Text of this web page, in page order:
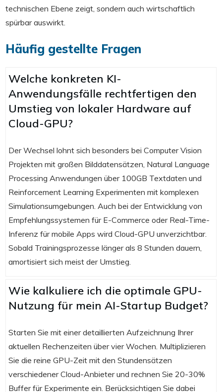
technischen Ebene zeigt, sondern auch wirtschaftlich
spürbar auswirkt.
Häufig gestellte Fragen
Welche konkreten KI-
Anwendungsfälle rechtfertigen den
Umstieg von lokaler Hardware auf
Cloud-GPU?
Der Wechsel lohnt sich besonders bei Computer Vision
Projekten mit großen Bilddatensätzen, Natural Language
Processing Anwendungen über 100GB Textdaten und
Reinforcement Learning Experimenten mit komplexen
Simulationsumgebungen. Auch bei der Entwicklung von
Empfehlungssystemen für E-Commerce oder Real-Time-
Inferenz für mobile Apps wird Cloud-GPU unverzichtbar.
Sobald Trainingsprozesse länger als 8 Stunden dauern,
amortisiert sich meist der Umstieg.
Wie kalkuliere ich die optimale GPU-
Nutzung für mein AI-Startup Budget?
Starten Sie mit einer detaillierten Aufzeichnung Ihrer
aktuellen Rechenzeiten über vier Wochen. Multiplizieren
Sie die reine GPU-Zeit mit den Stundensätzen
verschiedener Cloud-Anbieter und rechnen Sie 20-30%
Buffer für Experimente ein. Berücksichtigen Sie dabei